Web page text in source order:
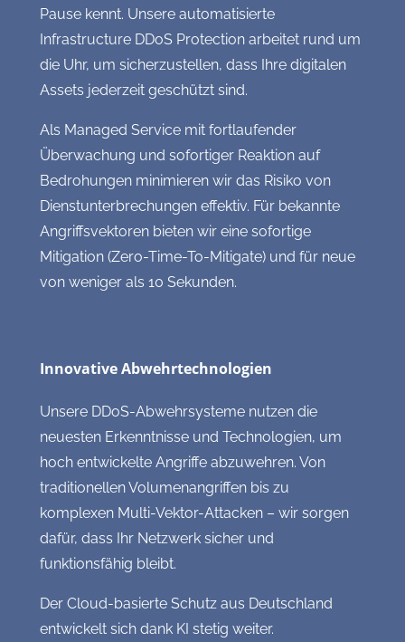
Pause kennt. Unsere automatisierte
Infrastructure DDoS Protection arbeitet rund um
die Uhr, um sicherzustellen, dass Ihre digitalen
Assets jederzeit geschützt sind.
Als Managed Service mit fortlaufender
Überwachung und sofortiger Reaktion auf
Bedrohungen minimieren wir das Risiko von
Dienstunterbrechungen effektiv. Für bekannte
Angriffsvektoren bieten wir eine sofortige
Mitigation (Zero-Time-To-Mitigate) und für neue
von weniger als 10 Sekunden.
Innovative Abwehrtechnologien
Unsere DDoS-Abwehrsysteme nutzen die
neuesten Erkenntnisse und Technologien, um
hoch entwickelte Angriffe abzuwehren. Von
traditionellen Volumenangriffen bis zu
komplexen Multi-Vektor-Attacken – wir sorgen
dafür, dass Ihr Netzwerk sicher und
funktionsfähig bleibt.
Der Cloud-basierte Schutz aus Deutschland
entwickelt sich dank KI stetig weiter.